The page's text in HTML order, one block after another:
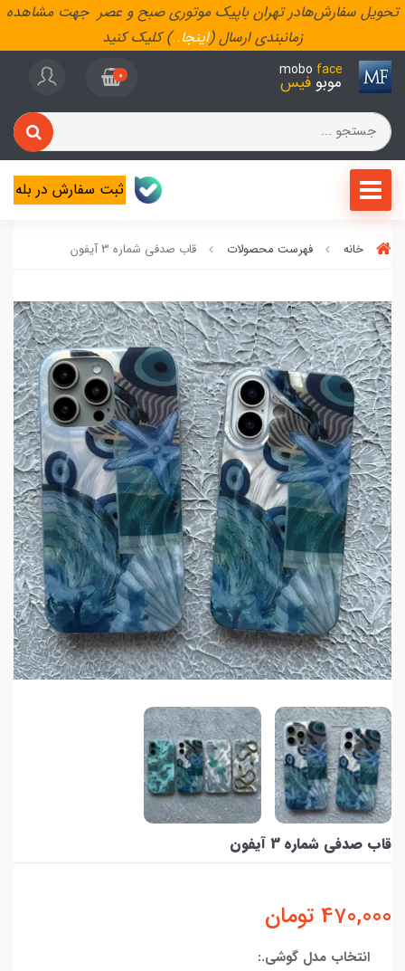
تحویل سفارش‌هادر تهران باپیک موتوری صبح و عصر جهت مشاهده
زمانبندی ارسال (اینجا..) کلیک کنید
mobo face
موبو فیس 0
ثبت سفارش در بله
خانه فهرست محصولات قاب صدفی شماره 3 آیفون
قاب صدفی شماره 3 آیفون
470,000 تومان
انتخاب مدل گوشی.: